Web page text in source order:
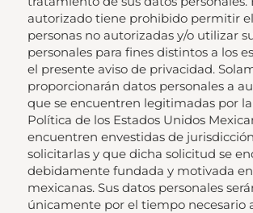
autorizado tiene prohibido permitir
personas no autorizadas y/o utilizar
personales para fines distintos a los
el presente aviso de privacidad.
proporcionarán datos personales a
que se encuentren legitimadas por
Política de los Estados Unidos
encuentren envestidas de
solicitarlas y que dicha solicitud se
debidamente fundada y motivada en
mexicanas. Sus datos personales
únicamente por el tiempo necesario